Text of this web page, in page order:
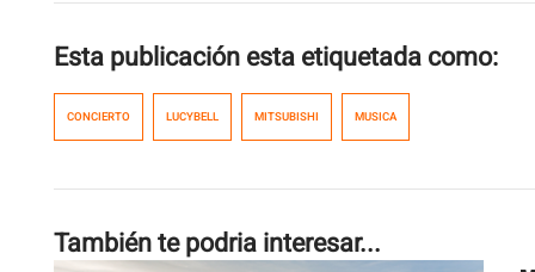
Esta publicación esta etiquetada como:
CONCIERTO LUCYBELL MITSUBISHI MUSICA
También te podria interesar...